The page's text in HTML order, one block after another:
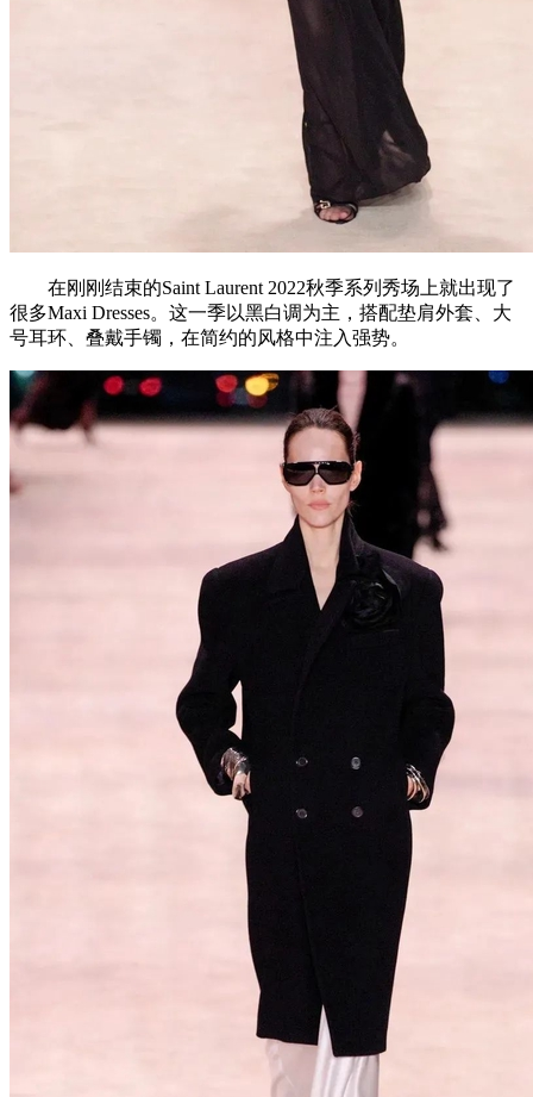
在刚刚结束的Saint Laurent 2022秋季系列秀场上就出现了
很多Maxi Dresses。这一季以黑白调为主，搭配垫肩外套、大
号耳环、叠戴手镯，在简约的风格中注入强势。